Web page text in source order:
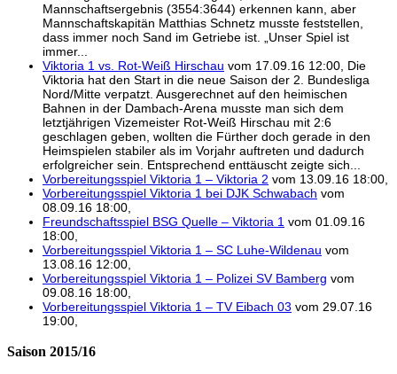
Mannschaftsergebnis (3554:3644) erkennen kann, aber
Mannschaftskapitän Matthias Schnetz musste feststellen,
dass immer noch Sand im Getriebe ist. „Unser Spiel ist
immer...
Viktoria 1 vs. Rot-Weiß Hirschau vom 17.09.16 12:00, Die
Viktoria hat den Start in die neue Saison der 2. Bundesliga
Nord/Mitte verpatzt. Ausgerechnet auf den heimischen
Bahnen in der Dambach-Arena musste man sich dem
letztjährigen Vizemeister Rot-Weiß Hirschau mit 2:6
geschlagen geben, wollten die Fürther doch gerade in den
Heimspielen stabiler als im Vorjahr auftreten und dadurch
erfolgreicher sein. Entsprechend enttäuscht zeigte sich...
Vorbereitungsspiel Viktoria 1 – Viktoria 2 vom 13.09.16 18:00,
Vorbereitungsspiel Viktoria 1 bei DJK Schwabach vom
08.09.16 18:00,
Freundschaftsspiel BSG Quelle – Viktoria 1 vom 01.09.16
18:00,
Vorbereitungsspiel Viktoria 1 – SC Luhe-Wildenau vom
13.08.16 12:00,
Vorbereitungsspiel Viktoria 1 – Polizei SV Bamberg vom
09.08.16 18:00,
Vorbereitungsspiel Viktoria 1 – TV Eibach 03 vom 29.07.16
19:00,
Saison 2015/16